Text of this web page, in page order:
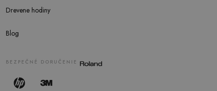
Drevene hodiny
Blog
BEZPEČNÉ DORUČENIE